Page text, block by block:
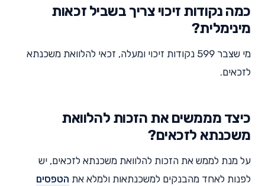
כמה נקודות זיכוי צריך בשביל זכאות
מינימלית?
מי שצבר 599 נקודות זיכוי ומעלה, זכאי להלוואת משכנתא
לזכאים.
כיצד מממשים את הזכות להלוואת
משכנתא לזכאים?
על מנת לממש את הזכות להלוואת משכנתא לזכאים, יש
לפנות לאחד מהבנקים למשכנתאות ולמלא את הטפסים